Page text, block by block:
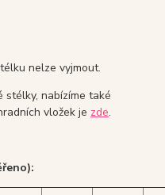
nelze vyjmout.
stélky, nabízíme také
vložek je zde.